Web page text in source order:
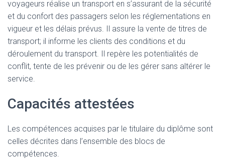
voyageurs réalise un transport en s’assurant de la sécurité
et du confort des passagers selon les réglementations en
vigueur et les délais prévus. Il assure la vente de titres de
transport; il informe les clients des conditions et du
déroulement du transport. Il repère les potentialités de
conflit, tente de les prévenir ou de les gérer sans altérer le
service.
Capacités attestées
Les compétences acquises par le titulaire du diplôme sont
celles décrites dans l’ensemble des blocs de
compétences.